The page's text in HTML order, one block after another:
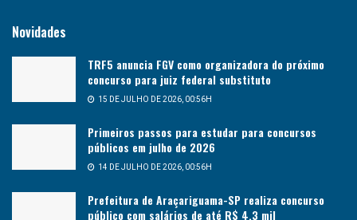
Novidades
TRF5 anuncia FGV como organizadora do próximo
concurso para juiz federal substituto
15 DE JULHO DE 2026, 00:56H
Primeiros passos para estudar para concursos
públicos em julho de 2026
14 DE JULHO DE 2026, 00:56H
Prefeitura de Araçariguama-SP realiza concurso
público com salários de até R$ 4,3 mil